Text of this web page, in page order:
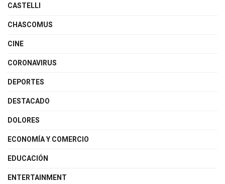
CASTELLI
CHASCOMUS
CINE
CORONAVIRUS
DEPORTES
DESTACADO
DOLORES
ECONOMÍA Y COMERCIO
EDUCACIÓN
ENTERTAINMENT